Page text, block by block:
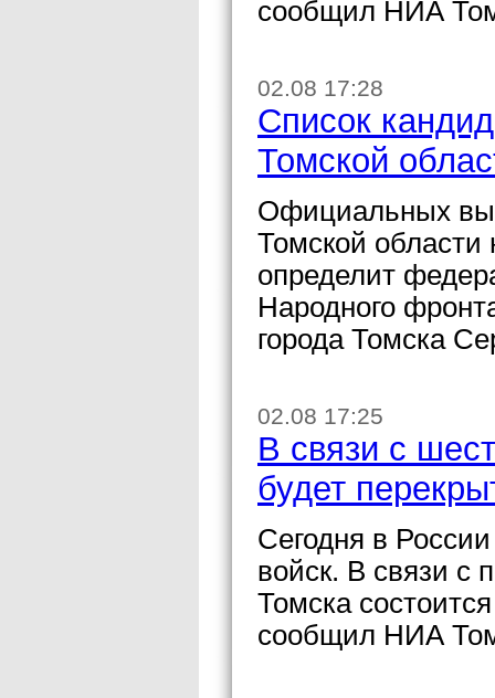
сообщил НИА
02.08 17:28
Список
Томской
Официальных
Томской
определит
Народного
города Томска
02.08 17:25
В связи с
будет
Сегодня в
войск. В связи с
Томска
сообщил НИА